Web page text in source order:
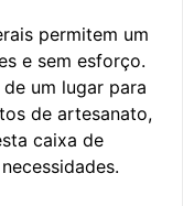
permitem um
e sem esforço.
um lugar para
de artesanato,
caixa de